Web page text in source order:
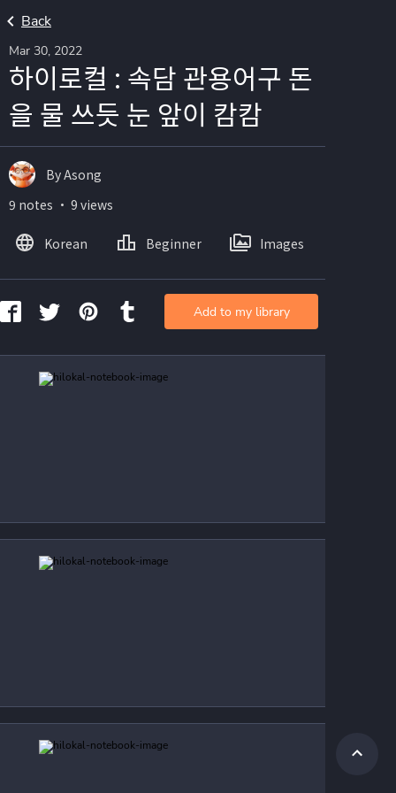
Back
Mar 30, 2022
하이로컬 : 속담 관용어구 돈
을 물 쓰듯 눈 앞이 캄캄
By Asong
9 notes ・ 9 views
Korean Beginner Images
Add to my library